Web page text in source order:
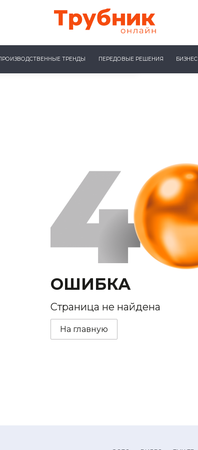
ТРЕНДЫ ПЕРЕДОВЫЕ РЕШЕНИЯ БИЗНЕС
ОШИБКА
Страница не найдена
На главную